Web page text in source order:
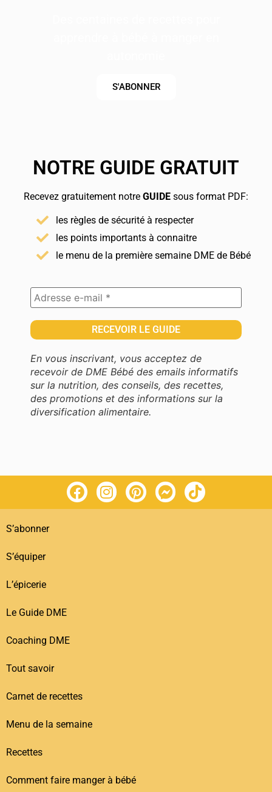
S'ABONNER
NOTRE GUIDE GRATUIT
Recevez gratuitement notre GUIDE sous format PDF:
les règles de sécurité à respecter
les points importants à connaitre
le menu de la première semaine DME de Bébé
En vous inscrivant, vous acceptez de
recevoir de DME Bébé des emails informatifs
sur la nutrition, des conseils, des recettes,
des promotions et des informations sur la
diversification alimentaire.
S’abonner
S’équiper
L’épicerie
Le Guide DME
Coaching DME
Tout savoir
Carnet de recettes
Menu de la semaine
Recettes
Comment faire manger à bébé